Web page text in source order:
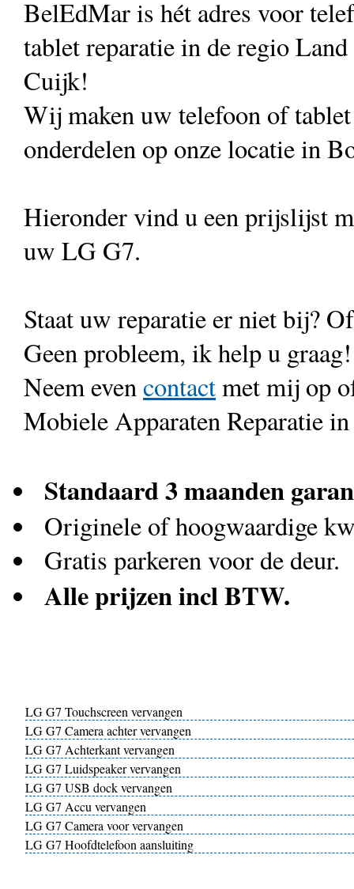
BelEdMar is hét adres voor
tablet reparatie in de regio Land
Cuijk!
Wij maken uw telefoon of
onderdelen op onze locatie in
Hieronder vind u een prijslijst
uw LG G7.
Staat uw reparatie er niet bij?
Geen probleem, ik help u graag!
Neem evencontactmet mij op
Mobiele Apparaten Reparatie
Standaard 3 maanden
Originele of hoogwaardige
Gratis parkeren voor de deur.
Alle prijzen incl BTW.
LG G7 Touchscreen vervangen
LG G7 Camera achter vervangen
LG G7 Achterkant vervangen
LG G7 Luidspeaker vervangen
LG G7 USB dock vervangen
LG G7 Accu vervangen
LG G7 Camera voor vervangen
LG G7 Hoofdtelefoon aansluiting